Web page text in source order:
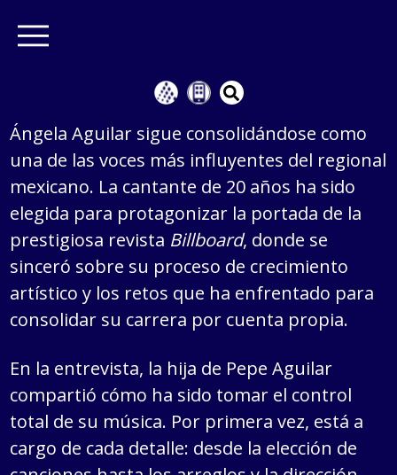
Ángela Aguilar sigue consolidándose como
una de las voces más influyentes del regional
mexicano. La cantante de 20 años ha sido
elegida para protagonizar la portada de la
prestigiosa revista Billboard, donde se
sinceró sobre su proceso de crecimiento
artístico y los retos que ha enfrentado para
consolidar su carrera por cuenta propia.
En la entrevista, la hija de Pepe Aguilar
compartió cómo ha sido tomar el control
total de su música. Por primera vez, está a
cargo de cada detalle: desde la elección de